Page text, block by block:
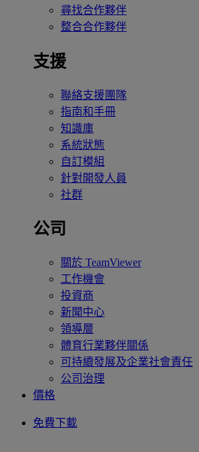
尋找合作夥伴
整合合作夥伴
支援
聯絡支援團隊
指南和手冊
知識庫
系統狀態
自訂模組
針對開發人員
社群
公司
關於 TeamViewer
工作機會
投資商
新聞中心
領導層
體育行業夥伴關係
可持續發展及企業社會責任
公司治理
價格
免費下載